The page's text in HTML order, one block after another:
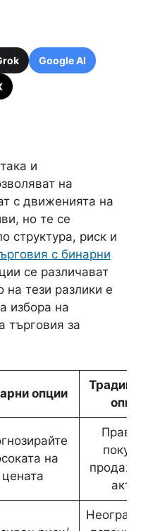
Google AI
и
на
с движенията на
но те се
структура, риск и
с бинарни
се различават
на тези разлики е
избора на
търговия за
опции
опции
на
цената
Право
актив